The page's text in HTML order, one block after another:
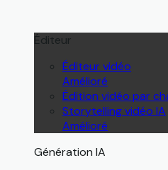
Éditeur
Éditeur vidéo
Amélioré
Édition vidéo par
Storytelling vidéo IA
Amélioré
Génération IA